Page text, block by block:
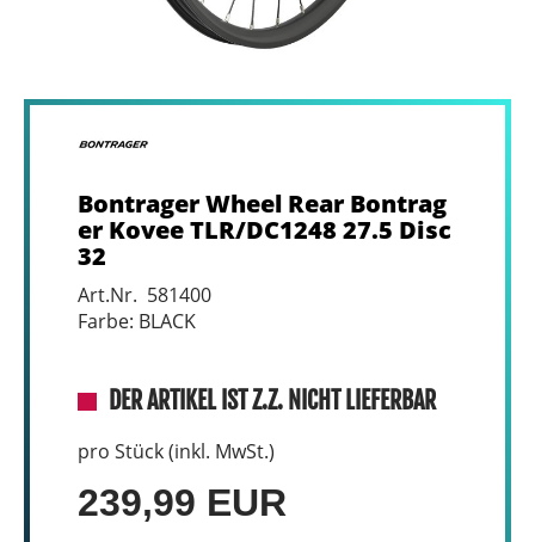
Bontrager Wheel Rear Bontrag
er Kovee TLR/DC1248 27.5 Disc
32
Art.Nr. 581400
Farbe: BLACK
DER ARTIKEL IST Z.Z. NICHT LIEFERBAR
pro Stück (inkl. MwSt.)
239,99 EUR